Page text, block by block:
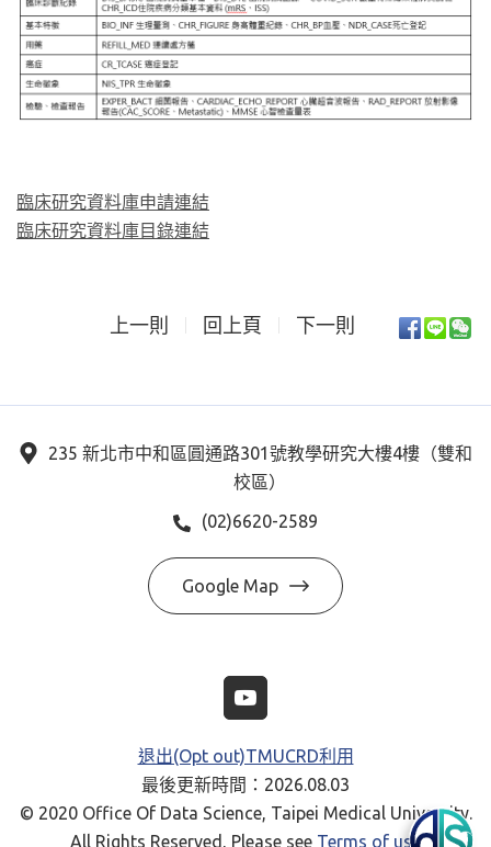
臨床研究資料庫申請連結
臨床研究資料庫目錄連結
上一則 回上頁 下一則
235 新北市中和區圓通路301號教學研究大樓4樓（雙和
校區）
(02)6620-2589
Google Map
退出(Opt out)TMUCRD利用
最後更新時間：2026.08.03
© 2020 Office Of Data Science, Taipei Medical University.
All Rights Reserved, Please see Terms of use